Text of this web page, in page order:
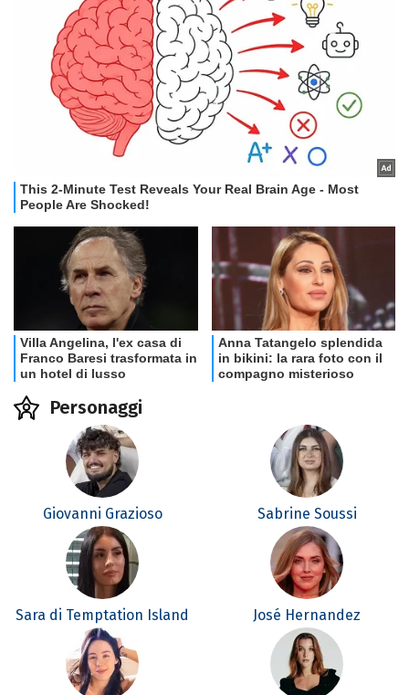
Personaggi
Giovanni Grazioso Sabrine Soussi
Sara di Temptation Island José Hernandez